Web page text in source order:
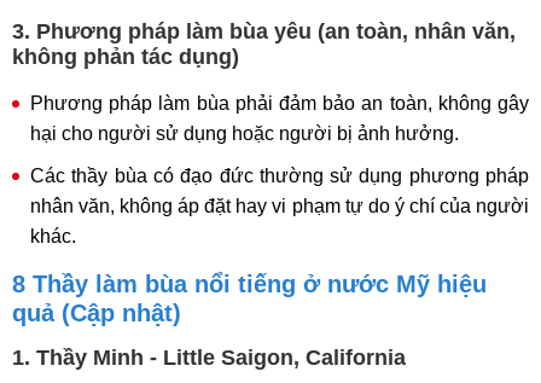
3. Phương pháp làm bùa yêu (an toàn, nhân văn,
không phản tác dụng)
Phương pháp làm bùa phải đảm bảo an toàn, không gây
hại cho người sử dụng hoặc người bị ảnh hưởng.
Các thầy bùa có đạo đức thường sử dụng phương pháp
nhân văn, không áp đặt hay vi phạm tự do ý chí của người
khác.
8 Thầy làm bùa nổi tiếng ở nước Mỹ hiệu
quả (Cập nhật)
1. Thầy Minh - Little Saigon, California